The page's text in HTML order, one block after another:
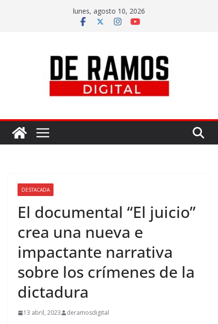
lunes, agosto 10, 2026
DESTACADA
El documental “El juicio”
crea una nueva e
impactante narrativa
sobre los crímenes de la
dictadura
13 abril, 2023 deramosdigital